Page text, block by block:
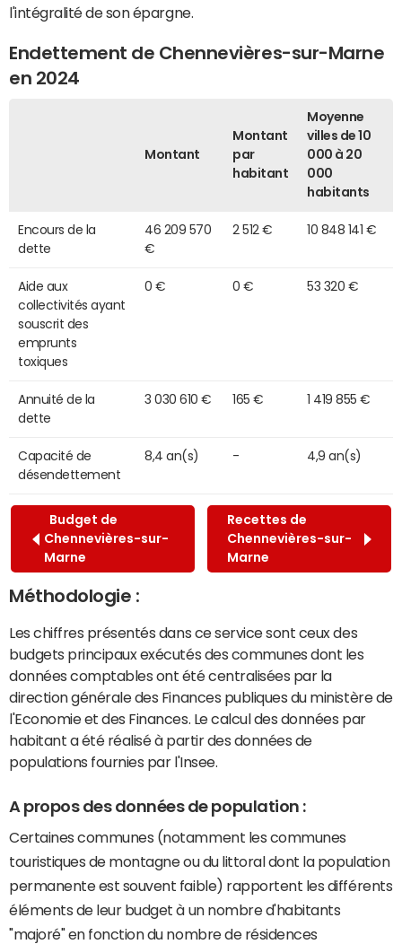
l'intégralité de son épargne.
Endettement de Chennevières-sur-Marne
en 2024
Montant
Montant
par
habitant
Moyenne
villes de 10
000 à 20
000
habitants
Encours de la
dette
46 209 570
€
2 512 € 10 848 141 €
Aide aux
collectivités ayant
souscrit des
emprunts
toxiques
0 € 0 € 53 320 €
Annuité de la
dette
3 030 610 € 165 € 1 419 855 €
Capacité de
désendettement
8,4 an(s) - 4,9 an(s)
Budget de
Chennevières-sur-
Marne
Recettes de
Chennevières-sur-
Marne
Méthodologie :
Les chiffres présentés dans ce service sont ceux des
budgets principaux exécutés des communes dont les
données comptables ont été centralisées par la
direction générale des Finances publiques du ministère de
l'Economie et des Finances. Le calcul des données par
habitant a été réalisé à partir des données de
populations fournies par l'Insee.
A propos des données de population :
Certaines communes (notamment les communes
touristiques de montagne ou du littoral dont la population
permanente est souvent faible) rapportent les différents
éléments de leur budget à un nombre d'habitants
"majoré" en fonction du nombre de résidences